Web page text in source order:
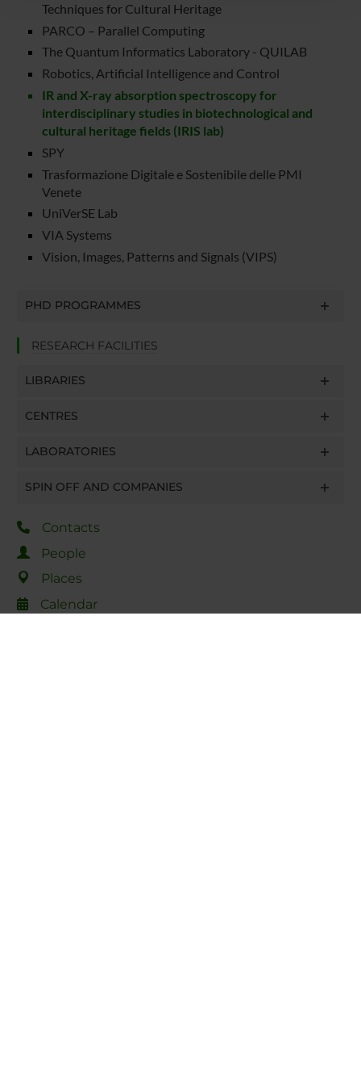
con altre informazioni che hai fornito loro o che hanno
Techniques for Cultural Heritage
PARCO – Parallel Computing
The Quantum Informatics Laboratory - QUILAB
Robotics, Artificial Intelligence and Control
IR and X-ray absorption spectroscopy for
interdisciplinary studies in biotechnological and
cultural heritage fields (IRIS lab)
SPY
Trasformazione Digitale e Sostenibile delle PMI
Venete
UniVerSE Lab
VIA Systems
Vision, Images, Patterns and Signals (VIPS)
PHD PROGRAMMES
RESEARCH FACILITIES
LIBRARIES
CENTRES
LABORATORIES
SPIN OFF AND COMPANIES
Contacts
People
Places
Calendar